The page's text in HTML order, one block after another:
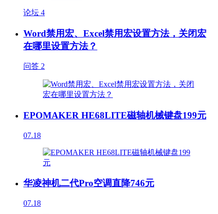
论坛 4
Word禁用宏、Excel禁用宏设置方法，关闭宏
在哪里设置方法？
问答 2
EPOMAKER HE68LITE磁轴机械键盘199元
07.18
华凌神机二代Pro空调直降746元
07.18